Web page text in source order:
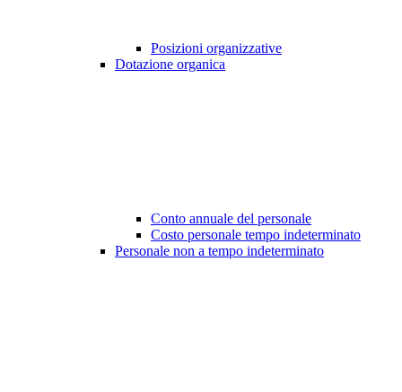
Posizioni organizzative
Dotazione organica
Conto annuale del personale
Costo personale tempo indeterminato
Personale non a tempo indeterminato